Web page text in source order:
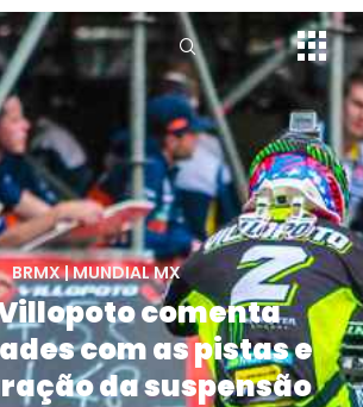
BRMX|MUNDIAL MX
comenta
com as pistas e
da suspensão